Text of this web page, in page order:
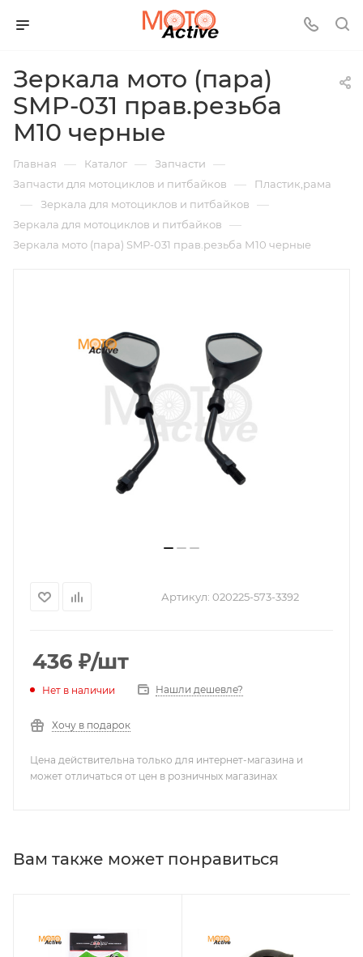
Зеркала мото (пара)
SMP-031 прав.резьба
М10 черные
Главная — Каталог — Запчасти —
Запчасти для мотоциклов и питбайков — Пластик,рама
— Зеркала для мотоциклов и питбайков —
Зеркала для мотоциклов и питбайков —
Зеркала мото (пара) SMP-031 прав.резьба М10 черные
Артикул: 020225-573-3392
436 ₽/шт
Нет в наличии Нашли дешевле?
Хочу в подарок
Цена действительна только для интернет-магазина и
может отличаться от цен в розничных магазинах
Вам также может понравиться